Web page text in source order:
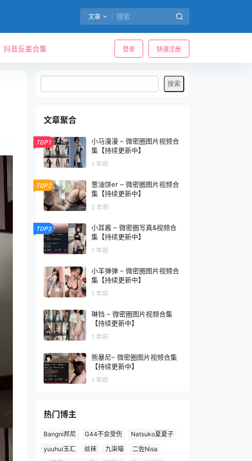
文章
登录 快速注册
抖音反差合集
文章聚合
TOP1
小马漫漫 – 微密圈图片视频合
集【持续更新中】
1 年前
TOP2
葱油饼er – 微密圈图片视频合
集【持续更新中】
2 年前
TOP3
小耳酱 – 微密圈写真&视频合
集【持续更新中】
1 年前
小羊弹弹 – 微密圈图片视频合
集【持续更新中】
1 年前
琳铛 – 微密圈图片视频合集
【持续更新中】
1 年前
熊暴尼– 微密圈图片视频合集
【持续更新中】
1 年前
热门博主
Bangni邦尼 G44不会受伤
Natsuko夏夏子
yuuhui玉汇
丝袜 九柒喵
二佐Nisa